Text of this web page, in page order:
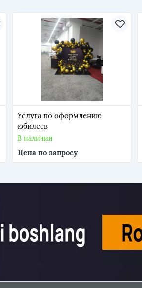
Услуга по оформлению
юбилеев
В наличии
Цена по запросу